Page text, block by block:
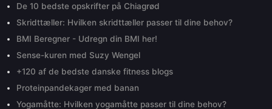
De 10 bedste opskrifter på Chiagrød
Skridttæller: Hvilken skridttæller passer til dine behov?
BMI Beregner - Udregn din BMI her!
Sense-kuren med Suzy Wengel
+120 af de bedste danske fitness blogs
Proteinpandekager med banan
Yogamåtte: Hvilken yogamåtte passer til dine behov?